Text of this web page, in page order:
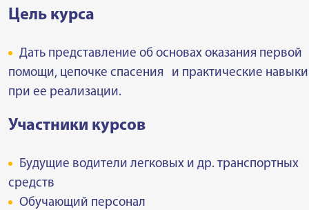
Цель курсa
Дать представление об основах оказания первой
помощи, цепочке спасения и практические навыки
при ее реализации.
Участники курсов
Будущие водители легковых и др. транспортных
средств
Обучающий персонал